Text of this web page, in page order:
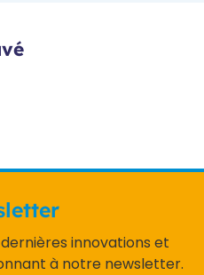
innovations et
à notre newsletter.